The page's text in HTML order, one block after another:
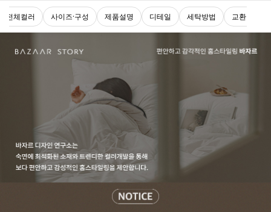
전체컬러 사이즈·구성 제품설명 디테일 세탁방법 교환 및 반